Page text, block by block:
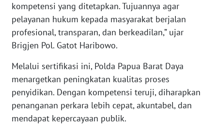
kompetensi yang ditetapkan. Tujuannya agar
pelayanan hukum kepada masyarakat berjalan
profesional, transparan, dan berkeadilan,” ujar
Brigjen Pol. Gatot Haribowo.
Melalui sertifikasi ini, Polda Papua Barat Daya
menargetkan peningkatan kualitas proses
penyidikan. Dengan kompetensi teruji, diharapkan
penanganan perkara lebih cepat, akuntabel, dan
mendapat kepercayaan publik.
WN
BABEL
WN
SUMBAR
WN
SUMSEL
WN
BENGKULU